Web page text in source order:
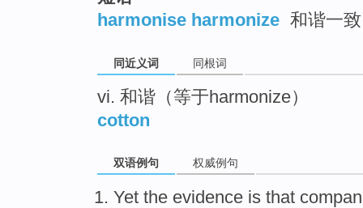
harmonise harmonize 和谐一致
同近义词 同根词
vi. 和谐（等于harmonize）
cotton
双语例句 权威例句
Yet the evidence is that